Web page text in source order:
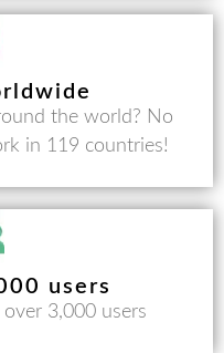
the world? No
in 119 countries!
users
3,000 users